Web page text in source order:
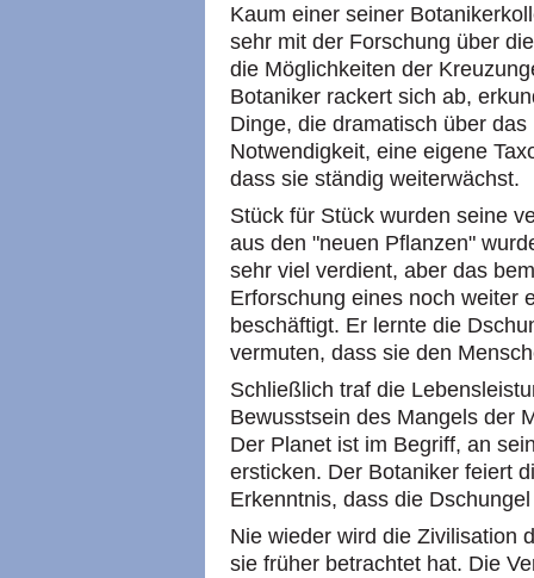
Kaum einer seiner
sehr mit der Forschung über
die Möglichkeiten der
Botaniker rackert sich ab,
Dinge, die dramatisch über
Notwendigkeit, eine eigene
dass sie ständig weiterwächst.
Stück für Stück wurden seine
aus den "neuen Pflanzen"
sehr viel verdient, aber das
Erforschung eines noch weiter
beschäftigt. Er lernte die
vermuten, dass sie den
Schließlich traf die
Bewusstsein des Mangels der
Der Planet ist im Begriff, an
ersticken. Der Botaniker feiert
Erkenntnis, dass die
Nie wieder wird die Zivilisation
sie früher betrachtet hat. Die